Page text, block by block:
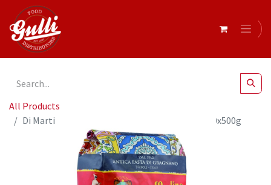
All Products
Di Martino- Dolce & Gabbana Mezzi Rigatoni 10x500g